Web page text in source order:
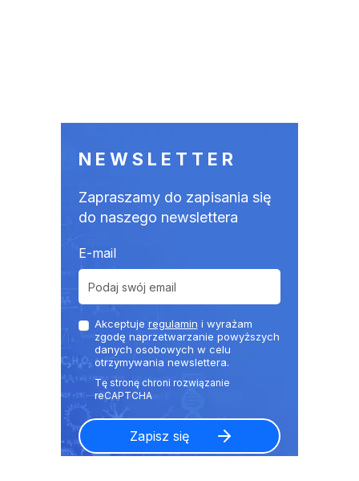
NEWSLETTER
Zapraszamy do zapisania się
do naszego newslettera
E-mail
Akceptuje regulamin i wyrażam
zgodę naprzetwarzanie powyższych
danych osobowych w celu
otrzymywania newslettera.